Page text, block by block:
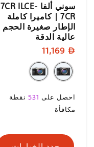
سوني ألفا 7CR ILCE-
7CR | كاميرا كاملة
الإطار صغيرة الحجم
عالية الدقة
سعر
البيع
سعر
البيع
احصل على 531 نقطة
مكافأة